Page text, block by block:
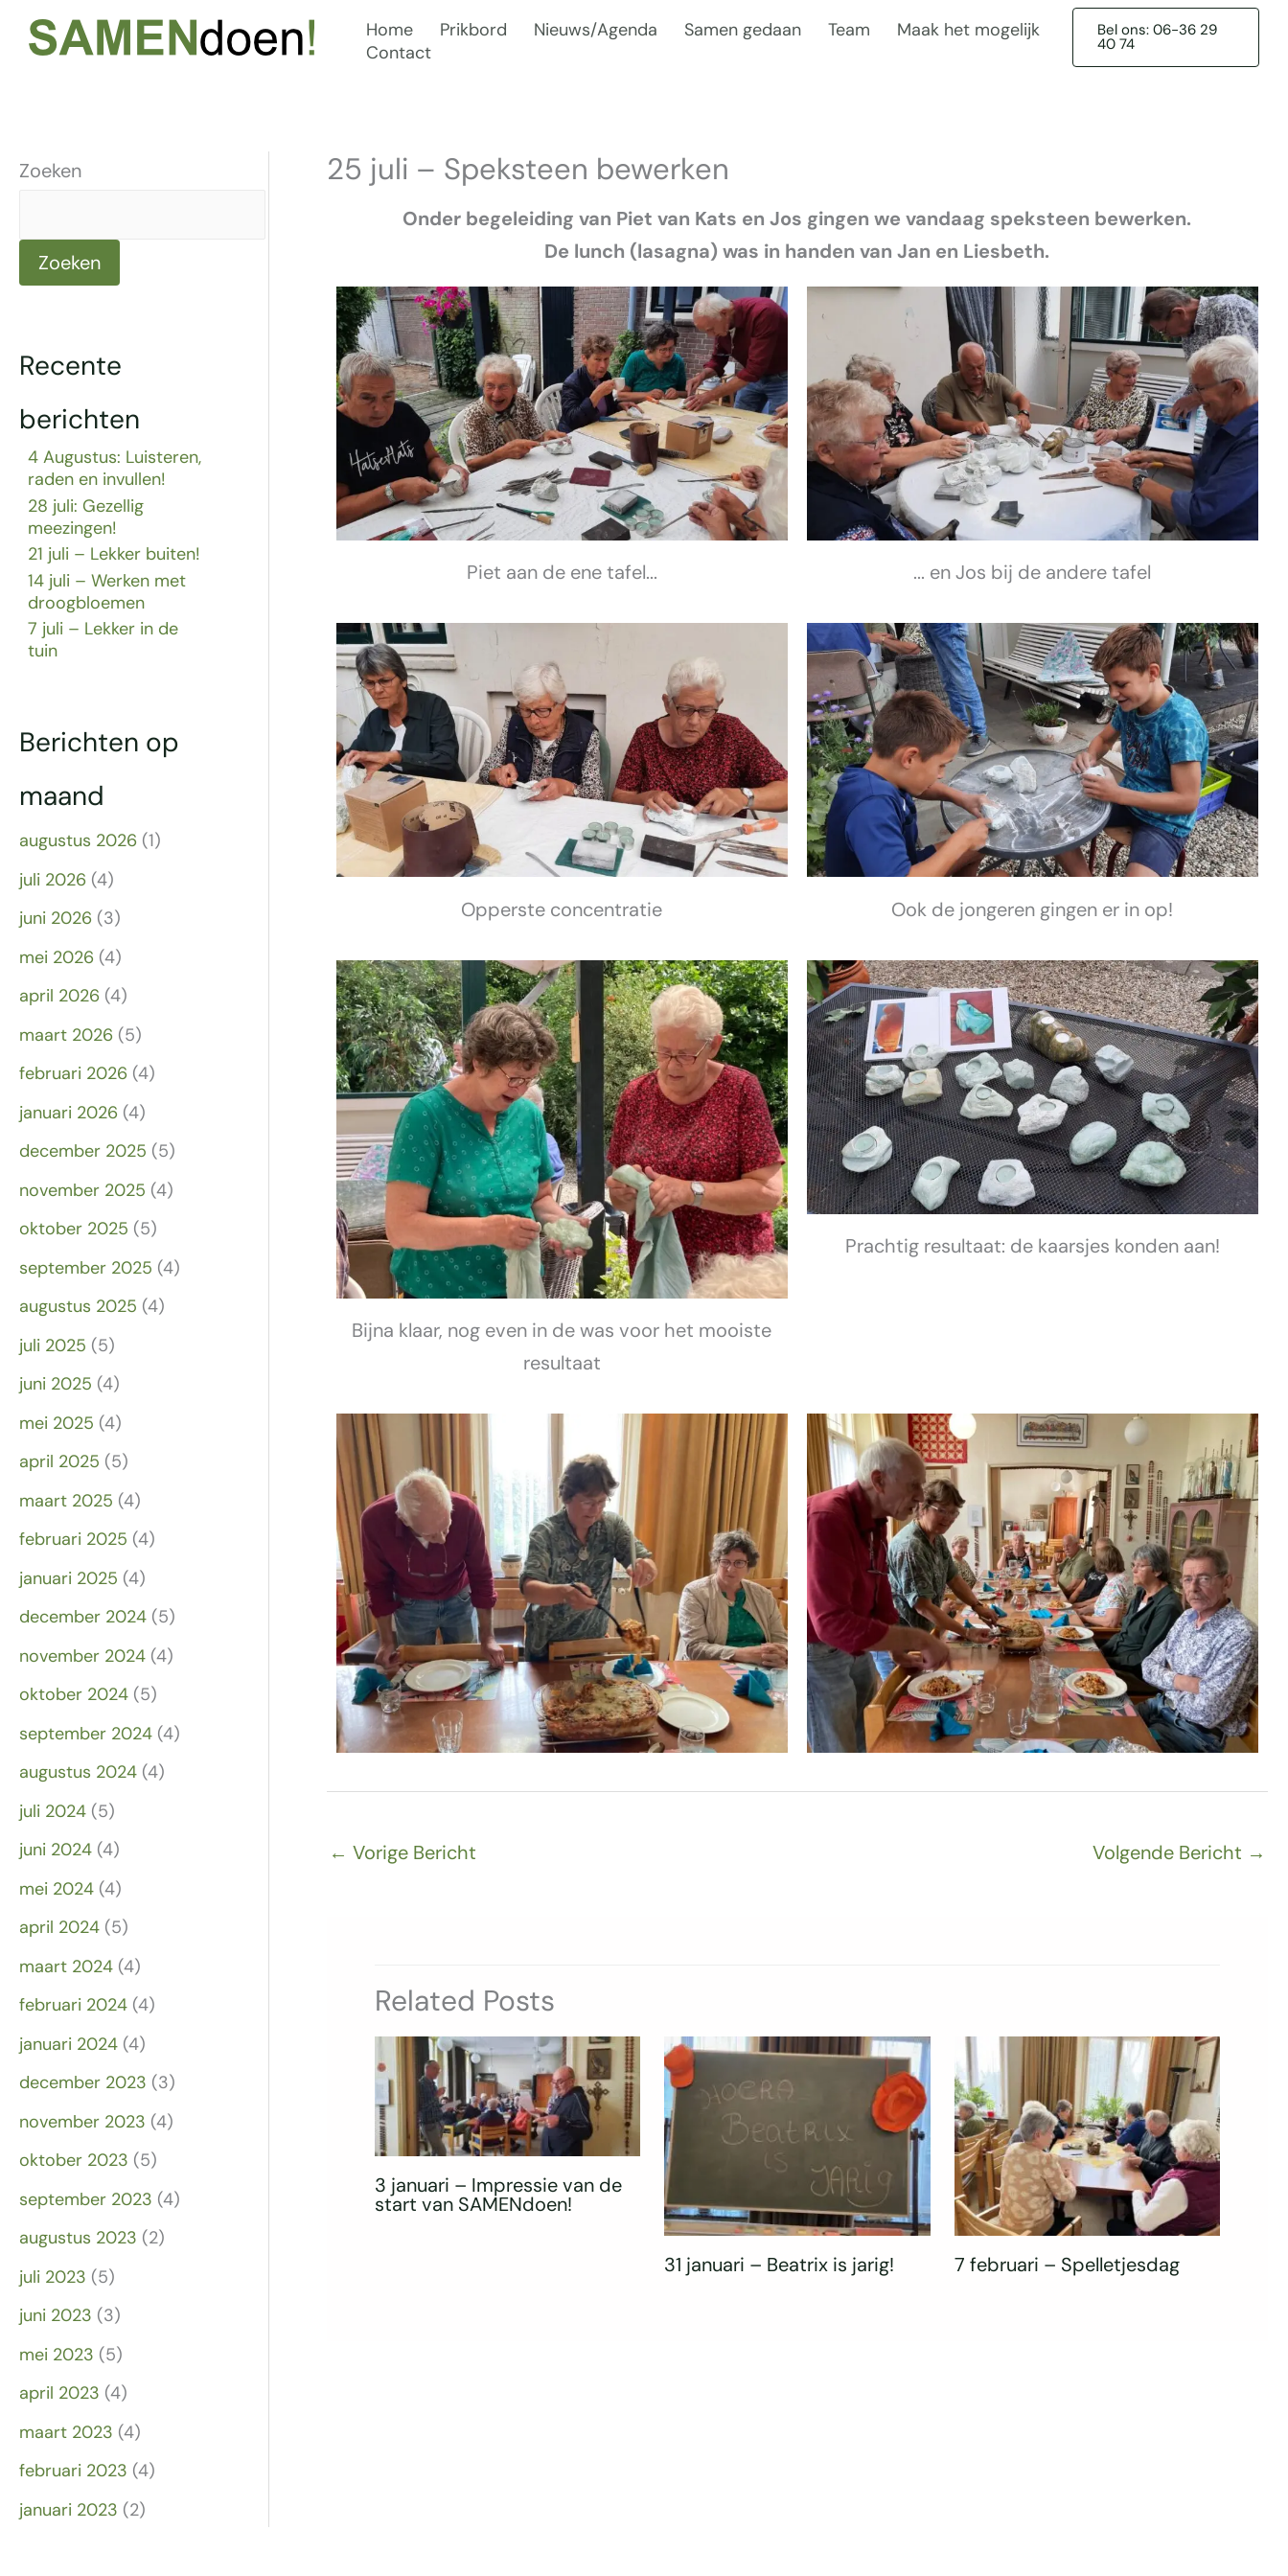
naar
Home Prikbord Nieuws/Agenda Samen gedaan Team
Maak het mogelijk
Contact
Bel ons: 06-36 29
40 74
Zoeken
Zoeken
Recente
berichten
4 Augustus: Luisteren,
raden en invullen!
28 juli: Gezellig
meezingen!
21 juli – Lekker buiten!
14 juli – Werken met
droogbloemen
7 juli – Lekker in de
tuin
Berichten op
maand
augustus 2026 (1)
juli 2026 (4)
juni 2026 (3)
mei 2026 (4)
april 2026 (4)
maart 2026 (5)
februari 2026 (4)
januari 2026 (4)
december 2025 (5)
november 2025 (4)
oktober 2025 (5)
september 2025 (4)
augustus 2025 (4)
juli 2025 (5)
juni 2025 (4)
mei 2025 (4)
april 2025 (5)
maart 2025 (4)
februari 2025 (4)
januari 2025 (4)
december 2024 (5)
november 2024 (4)
oktober 2024 (5)
september 2024 (4)
augustus 2024 (4)
juli 2024 (5)
juni 2024 (4)
mei 2024 (4)
april 2024 (5)
maart 2024 (4)
februari 2024 (4)
januari 2024 (4)
december 2023 (3)
november 2023 (4)
oktober 2023 (5)
september 2023 (4)
augustus 2023 (2)
juli 2023 (5)
juni 2023 (3)
mei 2023 (5)
april 2023 (4)
maart 2023 (4)
februari 2023 (4)
januari 2023 (2)
25 juli – Speksteen bewerken
Onder begeleiding van Piet van Kats en Jos gingen we vandaag speksteen bewerken.
De lunch (lasagna) was in handen van Jan en Liesbeth.
Piet aan de ene tafel... ... en Jos bij de andere tafel
Opperste concentratie Ook de jongeren gingen er in op!
Bijna klaar, nog even in de was voor het mooiste
resultaat
Prachtig resultaat: de kaarsjes konden aan!
← Vorige Bericht Volgende Bericht →
Related Posts
3 januari – Impressie van de
start van SAMENdoen!
31 januari – Beatrix is jarig! 7 februari – Spelletjesdag